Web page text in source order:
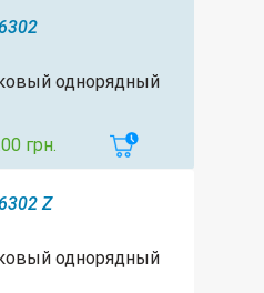
однорядный
грн.
Z
однорядный